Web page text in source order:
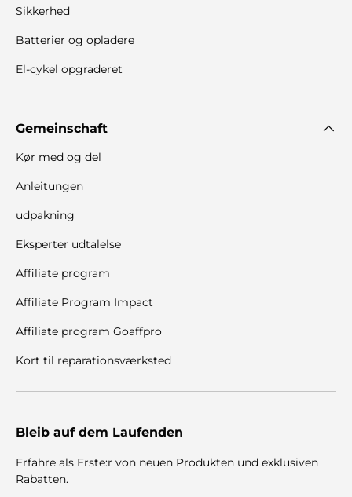
Sikkerhed
Batterier og opladere
El-cykel opgraderet
Gemeinschaft
Kør med og del
Anleitungen
udpakning
Eksperter udtalelse
Affiliate program
Affiliate Program Impact
Affiliate program Goaffpro
Kort til reparationsværksted
Bleib auf dem Laufenden
Erfahre als Erste:r von neuen Produkten und exklusiven
Rabatten.